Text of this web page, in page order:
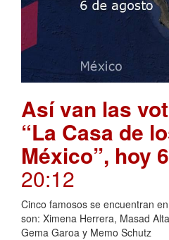
Así van las
“La Casa de
México”, hoy
20:12
Cinco famosos se encuentran
son: Ximena Herrera, Masad
Gema Garoa y Memo Schutz